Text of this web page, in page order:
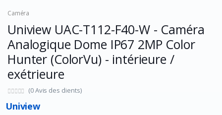
Caméra
Uniview UAC-T112-F40-W - Caméra
Analogique Dome IP67 2MP Color
Hunter (ColorVu) - intérieure /
exétrieure
(0 Avis des clients)
Uniview